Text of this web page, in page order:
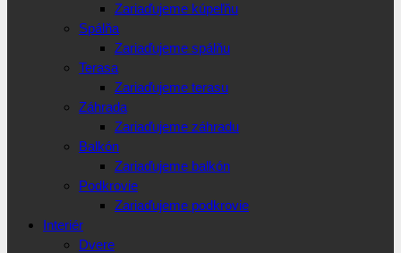
Zariaďujeme kúpeľňu
Spálňa
Zariaďujeme spálňu
Terasa
Zariaďujeme terasu
Záhrada
Zariaďujeme záhradu
Balkón
Zariaďujeme balkón
Podkrovie
Zariaďujeme podkrovie
Interiér
Dvere